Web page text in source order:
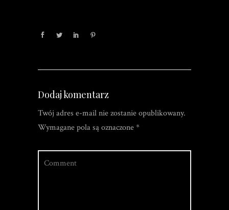
Dodaj komentarz
Twój adres e-mail nie zostanie opublikowany.
Wymagane pola są oznaczone*